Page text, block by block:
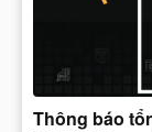
Thông báo